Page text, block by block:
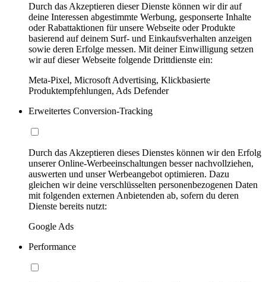
Durch das Akzeptieren dieser Dienste können wir dir auf
deine Interessen abgestimmte Werbung, gesponserte Inhalte
oder Rabattaktionen für unsere Webseite oder Produkte
basierend auf deinem Surf- und Einkaufsverhalten anzeigen
sowie deren Erfolge messen. Mit deiner Einwilligung setzen
wir auf dieser Webseite folgende Drittdienste ein:
Meta-Pixel, Microsoft Advertising, Klickbasierte
Produktempfehlungen, Ads Defender
Erweitertes Conversion-Tracking
Durch das Akzeptieren dieses Dienstes können wir den Erfolg
unserer Online-Werbeeinschaltungen besser nachvollziehen,
auswerten und unser Werbeangebot optimieren. Dazu
gleichen wir deine verschlüsselten personenbezogenen Daten
mit folgenden externen Anbietenden ab, sofern du deren
Dienste bereits nutzt:
Google Ads
Performance